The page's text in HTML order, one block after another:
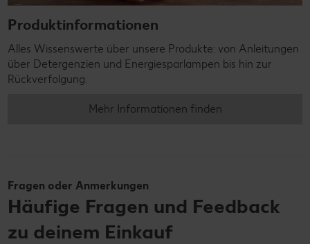
Produktinformationen
Alles Wissenswerte über unsere Produkte: von Anleitungen
über Detergenzien und Energiesparlampen bis hin zur
Rückverfolgung.
Mehr Informationen finden
Fragen oder Anmerkungen
Häufige Fragen und Feedback
zu deinem Einkauf